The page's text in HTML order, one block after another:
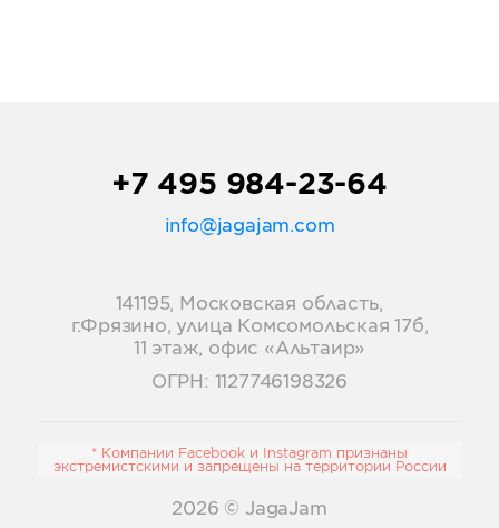
+7 495 984-23-64
info@jagajam.com
141195, Московская область,
г.Фрязино, улица Комсомольская 17б,
11 этаж, офис «Альтаир»
ОГРН: 1127746198326
* Компании Facebook и Instagram признаны
экстремистскими и запрещены на территории России
2026 © JagaJam